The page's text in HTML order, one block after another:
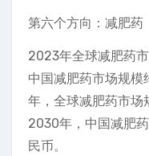
第六个方向：减肥药
2023年全球减肥药
中国减肥药市场规
年，全球减肥药市场
2030年，中国减肥
民币。